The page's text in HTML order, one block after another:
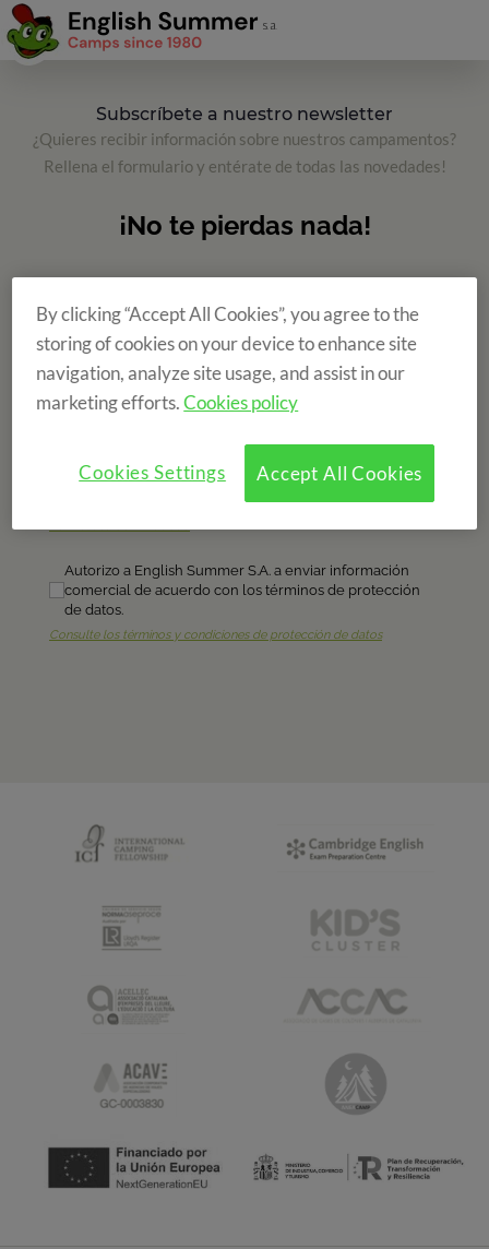
Subscríbete a nuestro newsletter
¿Quieres recibir información sobre nuestros campamentos?
Rellena el formulario y entérate de todas las novedades!
By clicking “Accept All Cookies”, you agree to the
storing of cookies on your device to enhance site
navigation, analyze site usage, and assist in our
marketing efforts.Cookies policy
Accept All Cookies
Cookies Settings